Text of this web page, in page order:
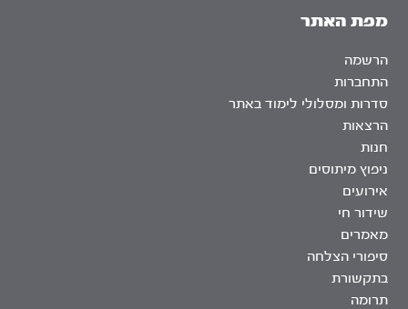
מפת האתר
הרשמה
התחברות
סדרות ומסלולי לימוד באתר
הרצאות
חנות
ניפוץ מיתוסים
אירועים
שידור חי
מאמרים
סיפורי הצלחה
בתקשורת
תרומה